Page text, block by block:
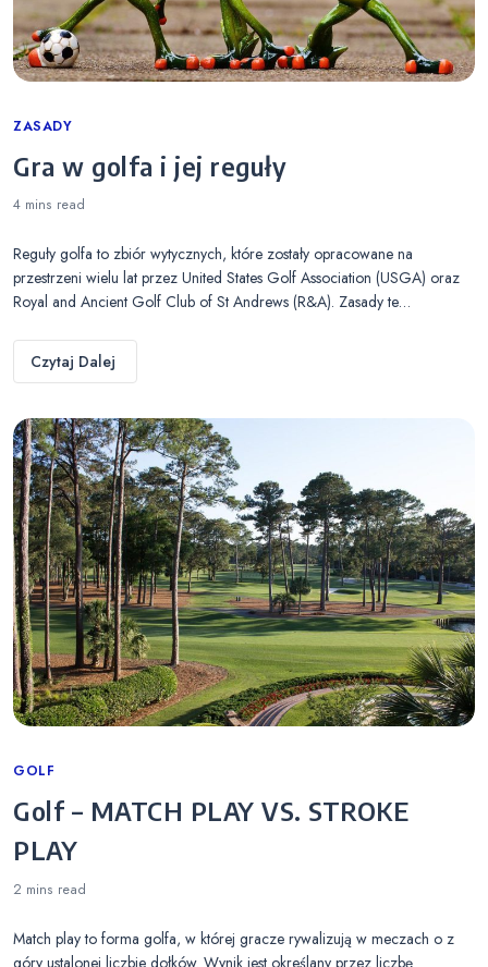
Categories
ZASADY
Gra w golfa i jej reguły
4 mins read
Reguły golfa to zbiór wytycznych, które zostały opracowane na
przestrzeni wielu lat przez United States Golf Association (USGA) oraz
Royal and Ancient Golf Club of St Andrews (R&A). Zasady te…
Czytaj Dalej
Categories
GOLF
Golf – MATCH PLAY VS. STROKE
PLAY
2 mins read
Match play to forma golfa, w której gracze rywalizują w meczach o z
góry ustalonej liczbie dołków. Wynik jest określany przez liczbę